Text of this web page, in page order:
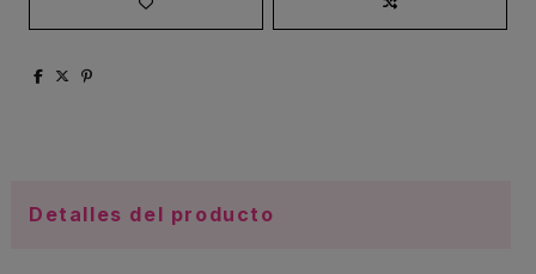
Detalles del producto